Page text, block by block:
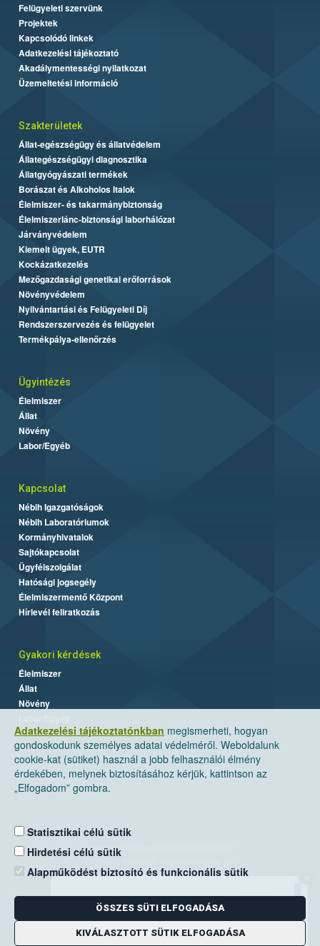
Adatkezelési tájékoztatónkban megismerheti, hogyan
gondoskodunk személyes adatai védelméről. Weboldalunk
cookie-kat (sütiket) használ a jobb felhasználói élmény
érdekében, melynek biztosításához kérjük, kattintson az
„Elfogadom” gombra.
Statisztikai célú sütik
Hirdetési célú sütik
Alapműködést biztosító és funkcionális sütik
ÖSSZES SÜTI ELFOGADÁSA
KIVÁLASZTOTT SÜTIK ELFOGADÁSA
Felügyeleti szervünk
Projektek
Kapcsolódó linkek
Adatkezelési tájékoztató
Akadálymentességi nyilatkozat
Üzemeltetési információ
Szakterületek
Állat-egészségügy és állatvédelem
Állategészségügyi diagnosztika
Állatgyógyászati termékek
Borászat és Alkoholos Italok
Élelmiszer- és takarmánybiztonság
Élelmiszerlánc-biztonsági laborhálózat
Járványvédelem
Kiemelt ügyek, EUTR
Kockázatkezelés
Mezőgazdasági genetikai erőforrások
Növényvédelem
Nyilvántartási és Felügyeleti Díj
Rendszerszervezés és felügyelet
Termékpálya-ellenőrzés
Ügyintézés
Élelmiszer
Állat
Növény
Labor/Egyéb
Kapcsolat
Nébih Igazgatóságok
Nébih Laboratóriumok
Kormányhivatalok
Sajtókapcsolat
Ügyfélszolgálat
Hatósági jogsegély
Élelmiszermentő Központ
Hírlevél feliratkozás
Gyakori kérdések
Élelmiszer
Állat
Növény
Nemzeti Élelmiszerlánc-biztonsági Hivatal
Levelezési cím: 1525 Budapest. Pf. 30.
E-mail:ugyfelszolgalat@nebih.gov.hu
Zöld szám: 06-80/263-244
Telefon: 06-1/ 336-9000